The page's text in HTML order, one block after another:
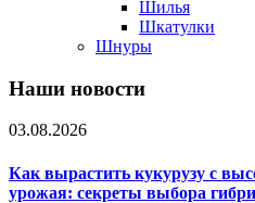
Шилья
Шкатулки
Шнуры
Наши новости
03.08.2026
Как вырастить кукурузу с
урожая: секреты выбора